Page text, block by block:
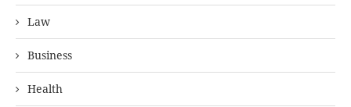
Law
Business
Health